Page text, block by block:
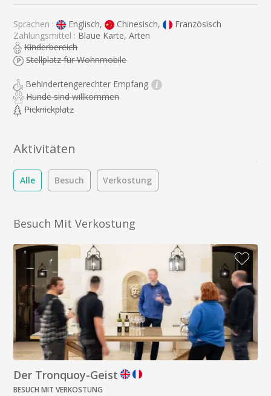
Sprachen : Englisch, Chinesisch,
Französisch
Zahlungsmittel : Blaue Karte, Arten
Kinderbereich
Stellplatz für Wohnmobile
Behindertengerechter Empfang i
Hunde sind willkommen
Picknickplatz
Aktivitäten
Alle Besuch Verkostung
Besuch Mit Verkostung
Der Tronquoy-Geist
BESUCH MIT VERKOSTUNG